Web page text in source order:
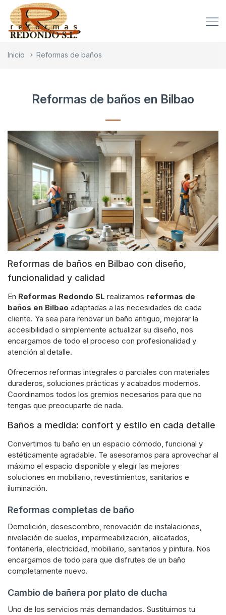
Inicio Reformas de baños
Reformas de baños en Bilbao
Reformas de baños en Bilbao con diseño,
funcionalidad y calidad
En Reformas Redondo SL realizamos reformas de
baños en Bilbao adaptadas a las necesidades de cada
cliente. Ya sea para renovar un baño antiguo, mejorar la
accesibilidad o simplemente actualizar su diseño, nos
encargamos de todo el proceso con profesionalidad y
atención al detalle.
Ofrecemos reformas integrales o parciales con materiales
duraderos, soluciones prácticas y acabados modernos.
Coordinamos todos los gremios necesarios para que no
tengas que preocuparte de nada.
Baños a medida: confort y estilo en cada detalle
Convertimos tu baño en un espacio cómodo, funcional y
estéticamente agradable. Te asesoramos para aprovechar al
máximo el espacio disponible y elegir las mejores
soluciones en mobiliario, revestimientos, sanitarios e
iluminación.
Reformas completas de baño
Demolición, desescombro, renovación de instalaciones,
nivelación de suelos, impermeabilización, alicatados,
fontanería, electricidad, mobiliario, sanitarios y pintura. Nos
encargamos de todo para que disfrutes de un baño
completamente nuevo.
Cambio de bañera por plato de ducha
Uno de los servicios más demandados. Sustituimos tu